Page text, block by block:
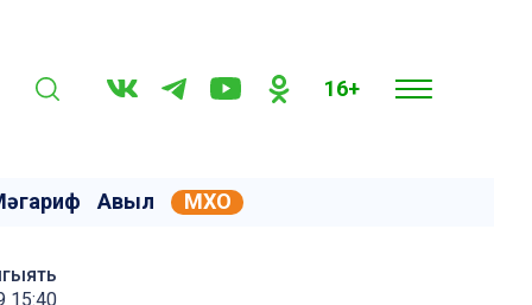
16+
Авыл МХО
15:40